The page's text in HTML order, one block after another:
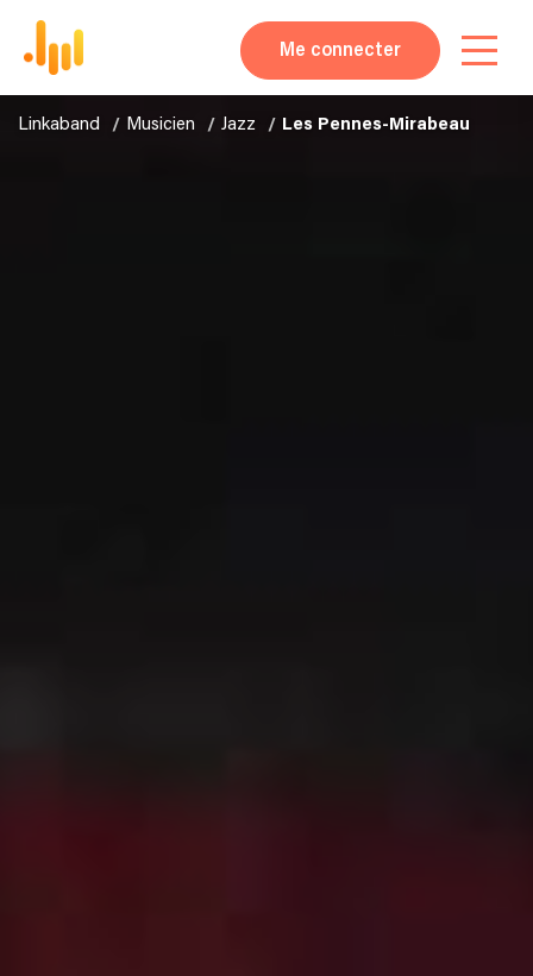
Me connecter
Linkaband Musicien Jazz Les Pennes-Mirabeau